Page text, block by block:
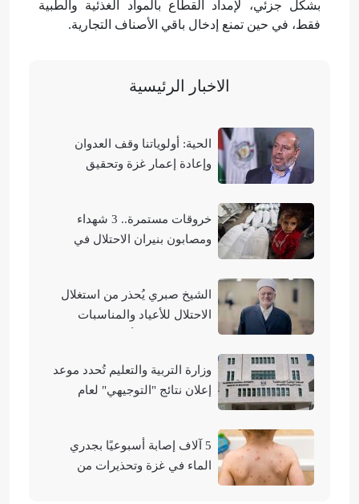
بشكل جزئي، لإمداد القطاع بالمواد الغذئية والطبية
فقط، في حين تمنع إدخال باقي الأصناف التجارية.
الاخبار الرئيسية
الحية: أولوياتنا وقف العدوان
وإعادة إعمار غزة وتحقيق
خروقات مستمرة.. 3 شهداء
ومصابون بنيران الاحتلال في
الشيخ صبري يُحذر من استغلال
الاحتلال للأعياد والمناسبات
وزارة التربية والتعليم تُحدد موعد
إعلان نتائج "التوجيهي" لعام
5 آلاف إصابة أسبوعيًا بجدري
الماء في غزة وتحذيرات من